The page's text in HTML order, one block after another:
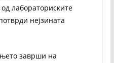
лабораториските
нејзината
заврши на